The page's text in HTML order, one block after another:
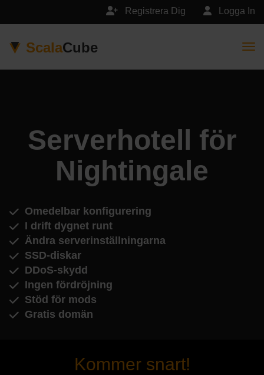
Logga In
Registrera Dig
ScalaCube
Serverhotell för
Nightingale
Omedelbar konfigurering
I drift dygnet runt
Ändra serverinställningarna
SSD-diskar
DDoS-skydd
Ingen fördröjning
Stöd för mods
Gratis domän
Kommer snart!